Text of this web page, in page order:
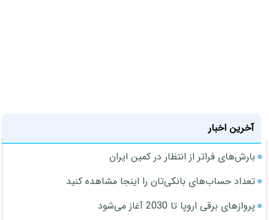
آخرین اخبار
بارش‌های فراتر از انتظار در کمین ایران
تعداد حساب‌های بانکی‌تان را اینجا مشاهده کنید
پروازهای برقی اروپا تا 2030 آغاز می‌شود